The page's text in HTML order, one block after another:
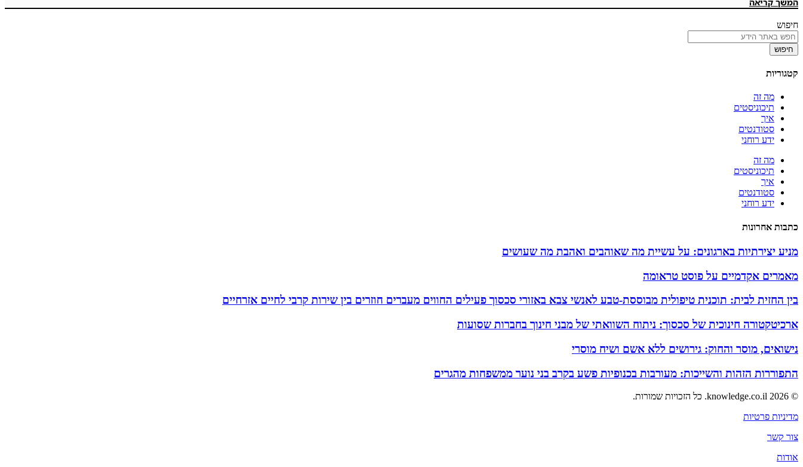
חיפוש
חיפוש
קטגוריות
מה זה
תיכוניסטים
איך
סטודנטים
ידע רוחני
מה זה
תיכוניסטים
איך
סטודנטים
ידע רוחני
כתבות אחרונות
מניע יצירתיות בארגונים: על עשיית מה שאוהבים ואהבת מה שעושים
מאמרים אקדמיים על פוסט טראומה
בין החזית לבית: תוכנית טיפולית מבוססת-טבע לאנשי צבא באזורי סכסוך פעילים החווים מעברים חוזרים בין שירות קרבי לחיים אזרחיים
ארכיטקטורה חינוכית של סכסוך: ניתוח השוואתי של מבני חינוך בחברות שסועות
נישואים, מוסר והחוק: גירושים ללא אשם ושיח מוסרי
התפוררות הזהות והשייכות: מעורבות בכנופיות פשע בקרב בני נוער ממשפחות מהגרים
© 2026 knowledge.co.il. כל הזכויות שמורות.
מדיניות פרטיות
צור קשר
אודות